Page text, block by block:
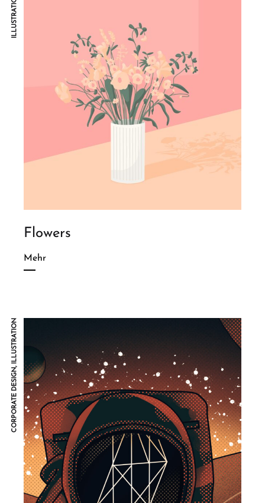
ILLUSTRATION
Flowers
Mehr
CORPORATE DESIGN, ILLUSTRATION